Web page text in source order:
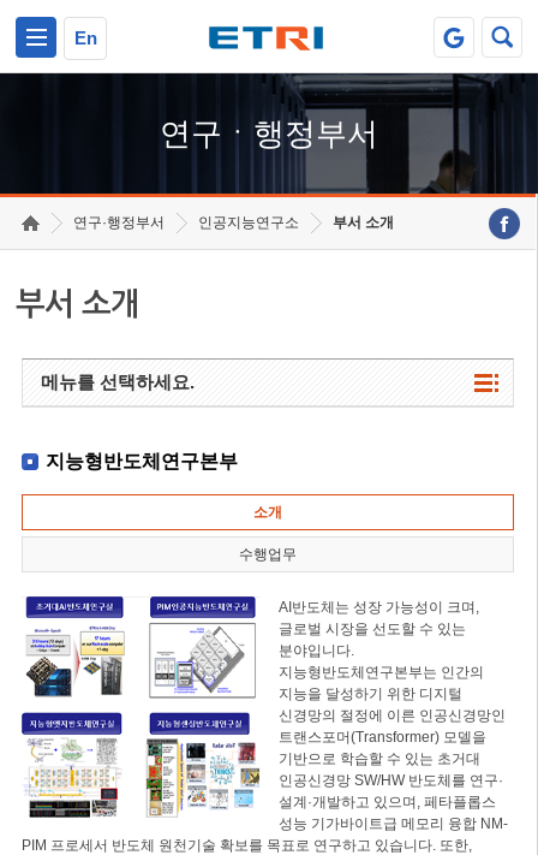
En
연구ㆍ행정부서
연구·행정부서 인공지능연구소 부서 소개
부서 소개
메뉴를 선택하세요.
지능형반도체연구본부
소개
수행업무
AI반도체는 성장 가능성이 크며,
글로벌 시장을 선도할 수 있는
분야입니다.
지능형반도체연구본부는 인간의
지능을 달성하기 위한 디지털
신경망의 절정에 이른 인공신경망인
트랜스포머(Transformer) 모델을
기반으로 학습할 수 있는 초거대
인공신경망 SW/HW 반도체를 연구·
설계·개발하고 있으며, 페타플롭스
성능 기가바이트급 메모리 융합 NM-
PIM 프로세서 반도체 원천기술 확보를 목표로 연구하고 있습니다. 또한,